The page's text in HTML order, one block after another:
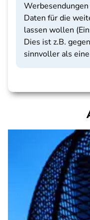
Daten für die
lassen wollen
Dies ist z.B.
sinnvoller als